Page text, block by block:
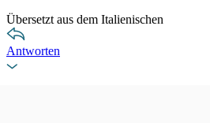
Übersetzt aus dem Italienischen
Antworten